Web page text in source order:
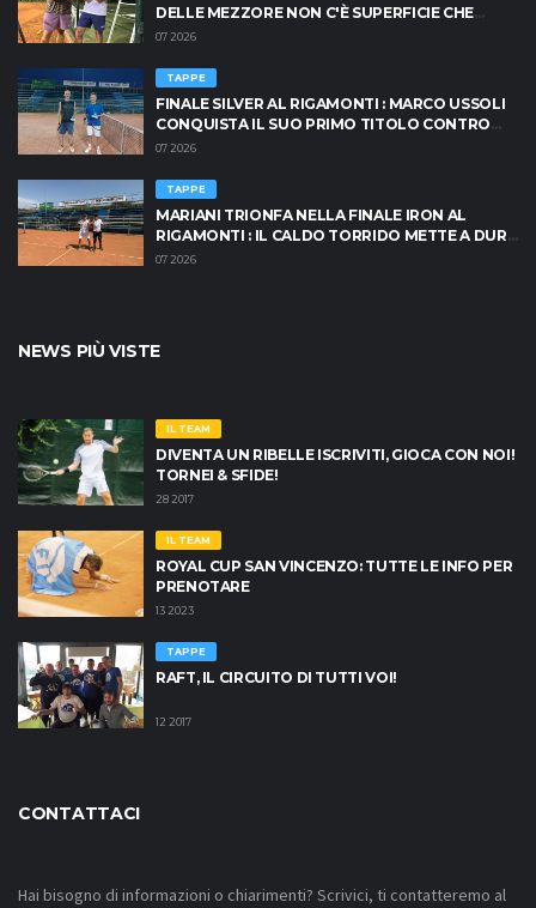
DELLE MEZZORE NON C'È SUPERFICIE CHE
TENGA
07 2026
TAPPE
FINALE SILVER AL RIGAMONTI : MARCO USSOLI
CONQUISTA IL SUO PRIMO TITOLO CONTRO
MASSIMO CRISCIONE
07 2026
TAPPE
MARIANI TRIONFA NELLA FINALE IRON AL
RIGAMONTI : IL CALDO TORRIDO METTE A DURA
PROVA I PROTAGONISTI
07 2026
NEWS PIÙ VISTE
IL TEAM
DIVENTA UN RIBELLE ISCRIVITI, GIOCA CON NOI!
TORNEI & SFIDE!
28 2017
IL TEAM
ROYAL CUP SAN VINCENZO: TUTTE LE INFO PER
PRENOTARE
13 2023
TAPPE
RAFT, IL CIRCUITO DI TUTTI VOI!
12 2017
CONTATTACI
Hai bisogno di informazioni o chiarimenti? Scrivici, ti contatteremo al